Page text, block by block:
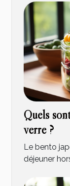
Quels
verre ?
Le bento
déjeuner